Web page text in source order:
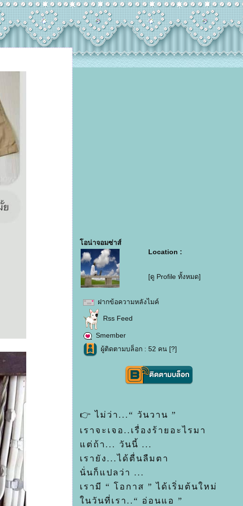
อน่าจอมซ่าส์
Location :
[ดู Profile ทั้งหมด]
ฝากข้อความหลังไมค์
Rss Feed
Smember
ผู้ติดตามบล็อก : 52 คน [?]
👉 ไม่ว่า...“ วันวาน ”
เราจะเจอ..เรื่องร้ายอะไรมา
ต่ถ้า... วันนี้ ...
เรายัง...ได้ตื่นลืมตา
นั่นก็แปลว่า ...
เรามี “ โอกาส ” ได้เริ่มต้นใหม่
นวันที่เรา..“ อ่อนแอ ”